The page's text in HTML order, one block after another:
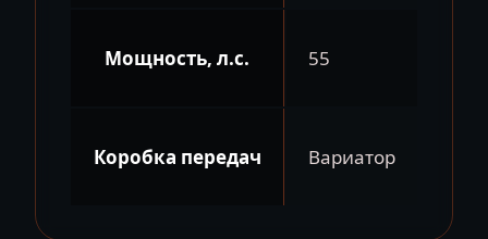
Мощность, л.с. 55
Коробка передач Вариатор